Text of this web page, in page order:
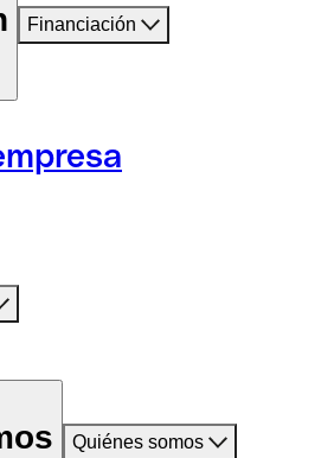
Financiación
Quiénes somos